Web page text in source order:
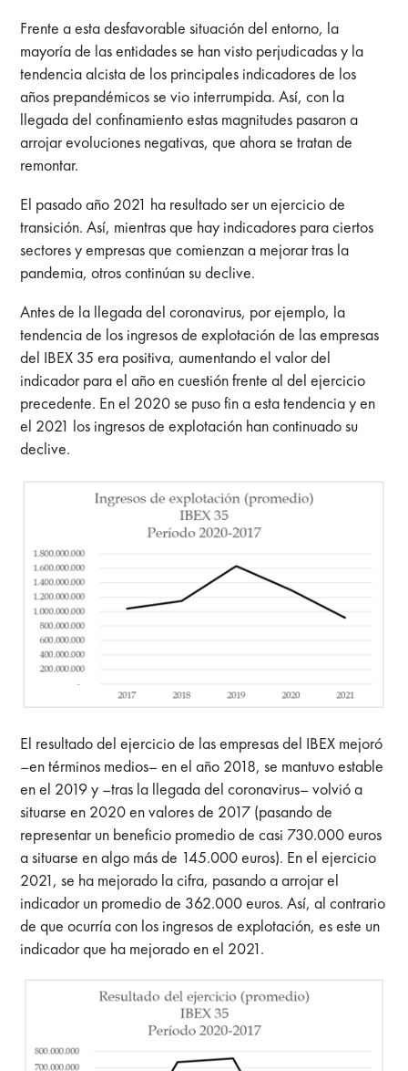
Frente a esta desfavorable situación del entorno, la
mayoría de las entidades se han visto perjudicadas y la
tendencia alcista de los principales indicadores de los
años prepandémicos se vio interrumpida. Así, con la
llegada del confinamiento estas magnitudes pasaron a
arrojar evoluciones negativas, que ahora se tratan de
remontar.
El pasado año 2021 ha resultado ser un ejercicio de
transición. Así, mientras que hay indicadores para ciertos
sectores y empresas que comienzan a mejorar tras la
pandemia, otros continúan su declive.
Antes de la llegada del coronavirus, por ejemplo, la
tendencia de los ingresos de explotación de las empresas
del IBEX 35 era positiva, aumentando el valor del
indicador para el año en cuestión frente al del ejercicio
precedente. En el 2020 se puso fin a esta tendencia y en
el 2021 los ingresos de explotación han continuado su
declive.
El resultado del ejercicio de las empresas del IBEX mejoró
–en términos medios– en el año 2018, se mantuvo estable
en el 2019 y –tras la llegada del coronavirus– volvió a
situarse en 2020 en valores de 2017 (pasando de
representar un beneficio promedio de casi 730.000 euros
a situarse en algo más de 145.000 euros). En el ejercicio
2021, se ha mejorado la cifra, pasando a arrojar el
indicador un promedio de 362.000 euros. Así, al contrario
de que ocurría con los ingresos de explotación, es este un
indicador que ha mejorado en el 2021.